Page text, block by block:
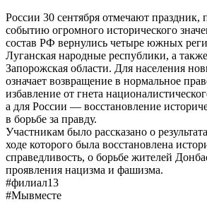
России 30 сентября отмечают
событию огромного исторического
состав РФ вернулись четыре южных
Луганская народные республики, а
Запорожская области. Для населения
означает возвращение в нормальное
избавление от гнета
а для России — восстановление
в борьбе за правду.
Участникам было рассказано о
ходе которого была восстановлена
справедливость, о борьбе жителей
проявления нацизма и фашизма.
#филиал13
#Мывместе